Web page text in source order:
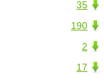
35
190
2
17